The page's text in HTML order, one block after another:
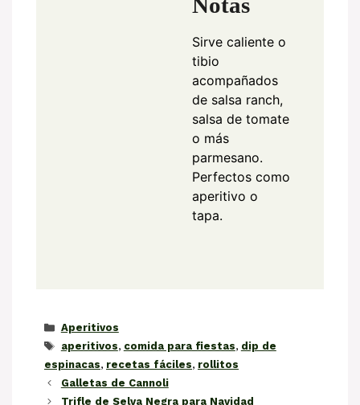
Sirve caliente o
tibio
acompañados
de salsa ranch,
salsa de tomate
o más
parmesano.
Perfectos como
aperitivo o
tapa.
Categorías
Aperitivos
Etiquetas
aperitivos, comida para fiestas, dip de
espinacas, recetas fáciles, rollitos
Galletas de Cannoli
Trifle de Selva Negra para Navidad